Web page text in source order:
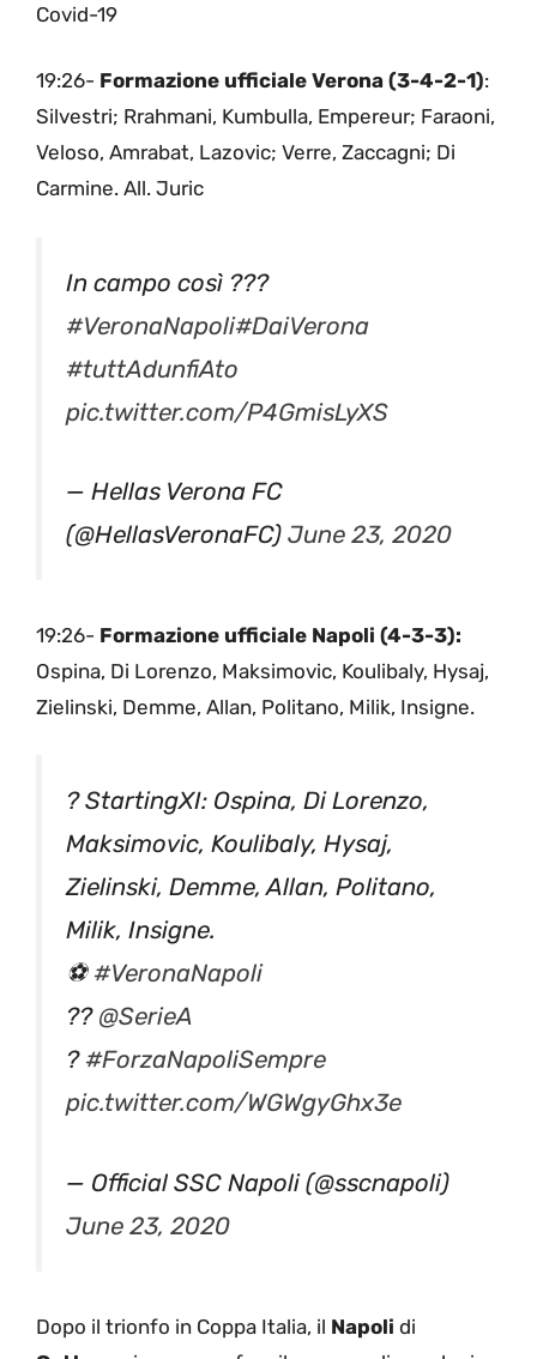
Covid-19
19:26- Formazione ufficiale Verona (3-4-2-1):
Silvestri; Rrahmani, Kumbulla, Empereur; Faraoni,
Veloso, Amrabat, Lazovic; Verre, Zaccagni; Di
Carmine. All. Juric
In campo così ???
#VeronaNapoli#DaiVerona
#tuttAdunfiAto
pic.twitter.com/P4GmisLyXS
— Hellas Verona FC
(@HellasVeronaFC) June 23, 2020
19:26- Formazione ufficiale Napoli (4-3-3):
Ospina, Di Lorenzo, Maksimovic, Koulibaly, Hysaj,
Zielinski, Demme, Allan, Politano, Milik, Insigne.
? StartingXI: Ospina, Di Lorenzo,
Maksimovic, Koulibaly, Hysaj,
Zielinski, Demme, Allan, Politano,
Milik, Insigne.
⚽ #VeronaNapoli
?? @SerieA
? #ForzaNapoliSempre
pic.twitter.com/WGWgyGhx3e
— Official SSC Napoli (@sscnapoli)
June 23, 2020
Dopo il trionfo in Coppa Italia, il Napoli di